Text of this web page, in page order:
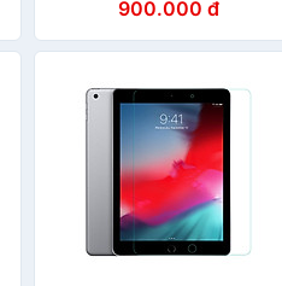
chính hãng900.000 đ